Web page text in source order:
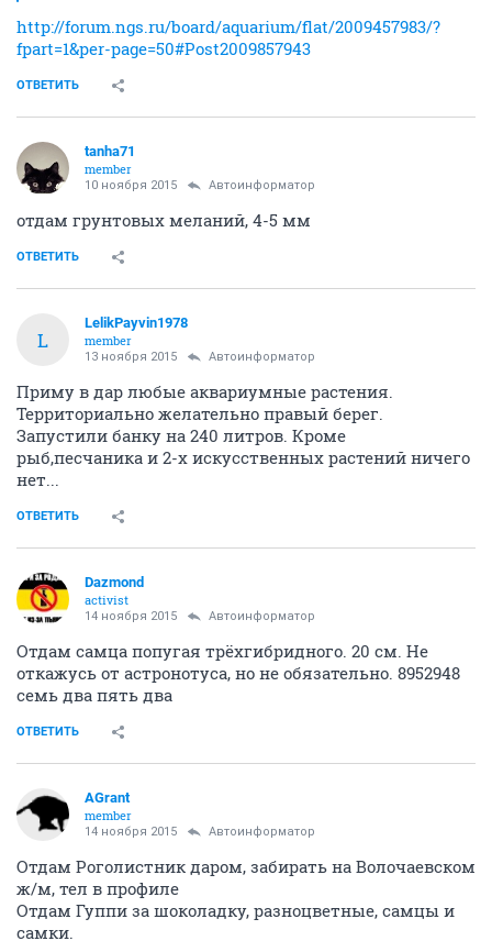
http://forum.ngs.ru/board/aquarium/flat/2009457983/?
fpart=1&per-page=50#Post2009857943
ОТВЕТИТЬ
tanha71
member
10 ноября 2015 Автоинформатор
отдам грунтовых меланий, 4-5 мм
ОТВЕТИТЬ
L
LelikPayvin1978
member
13 ноября 2015 Автоинформатор
Приму в дар любые аквариумные растения.
Территориально желательно правый берег.
Запустили банку на 240 литров. Кроме
рыб,песчаника и 2-х искусственных растений ничего
нет...
ОТВЕТИТЬ
Dazmond
activist
14 ноября 2015 Автоинформатор
Отдам самца попугая трёхгибридного. 20 см. Не
откажусь от астронотуса, но не обязательно. 8952948
семь два пять два
ОТВЕТИТЬ
AGrant
member
14 ноября 2015 Автоинформатор
Отдам Роголистник даром, забирать на Волочаевском
ж/м, тел в профиле
Отдам Гуппи за шоколадку, разноцветные, самцы и
самки.